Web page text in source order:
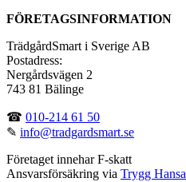
FÖRETAGSINFORMATION
TrädgårdSmart i Sverige AB
Postadress:
Nergårdsvägen 2
743 81 Bälinge
☎ 010-214 61 50
✎ info@tradgardsmart.se
Företaget innehar F-skatt
Ansvarsförsäkring via Trygg Hansa